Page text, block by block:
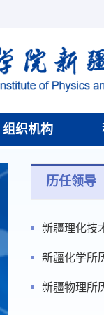
组织机构
历任领导
新疆理化技
新疆化学所
新疆物理所